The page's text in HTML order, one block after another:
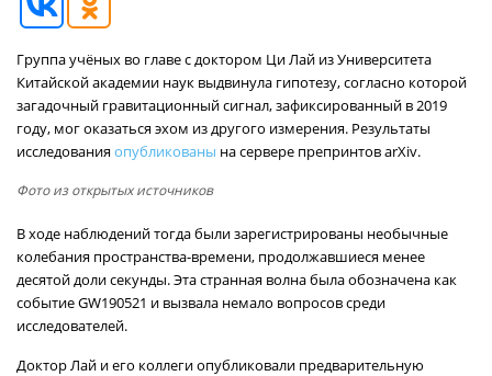
Группа учёных во главе с доктором Ци Лай из Университета
Китайской академии наук выдвинула гипотезу, согласно которой
загадочный гравитационный сигнал, зафиксированный в 2019
году, мог оказаться эхом из другого измерения. Результаты
исследованияопубликованы на сервере препринтов arXiv.
Фото из открытых источников
В ходе наблюдений тогда были зарегистрированы необычные
колебания пространства-времени, продолжавшиеся менее
десятой доли секунды. Эта странная волна была обозначена как
событие GW190521 и вызвала немало вопросов среди
исследователей.
Доктор Лай и его коллеги опубликовали предварительную